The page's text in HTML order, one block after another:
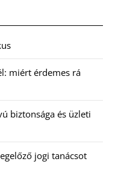
miért érdemes rá
biztonsága és üzleti
jogi tanácsot